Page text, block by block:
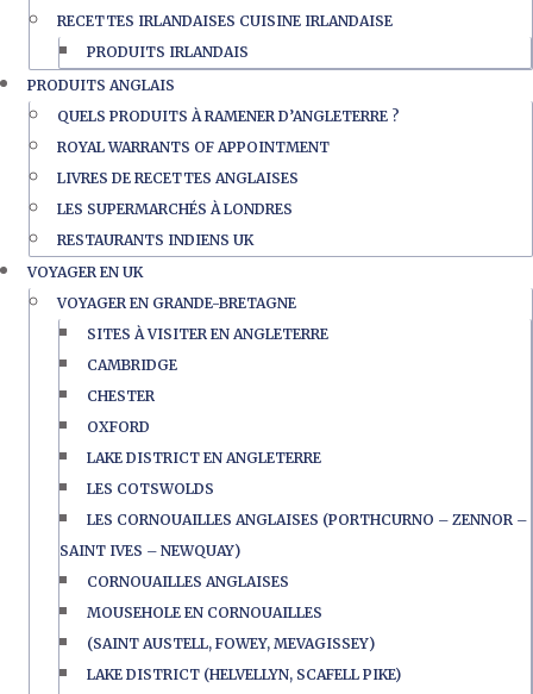
RECETTES IRLANDAISES CUISINE IRLANDAISE
PRODUITS IRLANDAIS
PRODUITS ANGLAIS
QUELS PRODUITS À RAMENER D’ANGLETERRE ?
ROYAL WARRANTS OF APPOINTMENT
LIVRES DE RECETTES ANGLAISES
LES SUPERMARCHÉS À LONDRES
RESTAURANTS INDIENS UK
VOYAGER EN UK
VOYAGER EN GRANDE-BRETAGNE
SITES À VISITER EN ANGLETERRE
CAMBRIDGE
CHESTER
OXFORD
LAKE DISTRICT EN ANGLETERRE
LES COTSWOLDS
LES CORNOUAILLES ANGLAISES (PORTHCURNO – ZENNOR –
SAINT IVES – NEWQUAY)
CORNOUAILLES ANGLAISES
MOUSEHOLE EN CORNOUAILLES
(SAINT AUSTELL, FOWEY, MEVAGISSEY)
LAKE DISTRICT (HELVELLYN, SCAFELL PIKE)